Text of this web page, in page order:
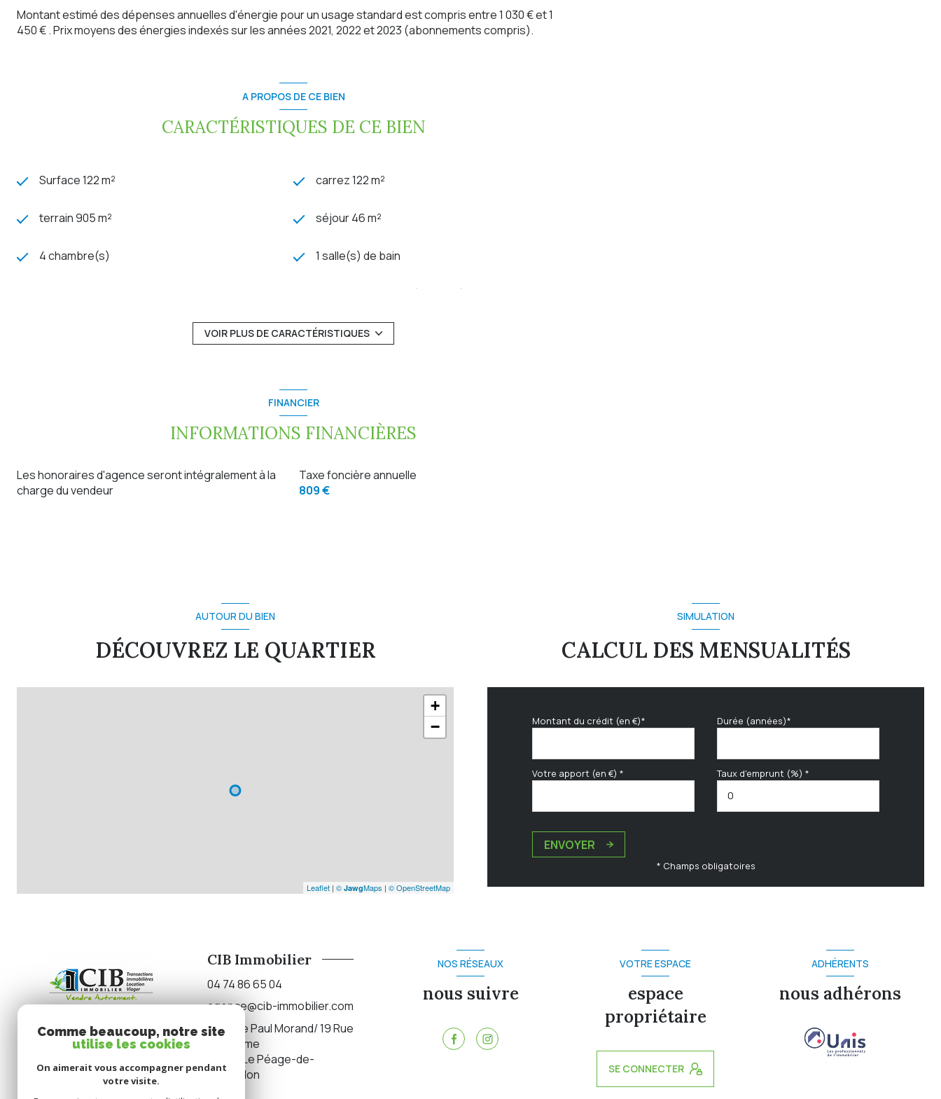
Les informations sur les risques auxquels ce bien est exposé sont disponible sur le site géorisque.
www.georisque.gouv.fr.
Pour plus de renseignements, vous pouvez contacter Alexandre Nimal au 06 45 58 36 00.
Montant estimé des dépenses annuelles d'énergie pour un usage standard est compris entre 1 030 € et 1
450 € . Prix moyens des énergies indexés sur les années 2021, 2022 et 2023 (abonnements compris).
A PROPOS DE CE BIEN
CARACTÉRISTIQUES DE CE BIEN
Surface 122 m² carrez 122 m²
terrain 905 m² séjour 46 m²
4 chambre(s) 1 salle(s) de bain
cuisine américaine (équipée)
exposition Sud-Ouest
accès handicapé
VOIR PLUS DE CARACTÉRISTIQUES
FINANCIER
INFORMATIONS FINANCIÈRES
Les honoraires d'agence seront intégralement à la
charge du vendeur
Taxe foncière annuelle
809 €
AUTOUR DU BIEN
DÉCOUVREZ LE QUARTIER
+
−
Leaflet | © JawgMaps | © OpenStreetMap
SIMULATION
CALCUL DES MENSUALITÉS
Montant du crédit (en €)* Durée (années)*
Votre apport (en €) * Taux d'emprunt (%) *
ENVOYER
* Champs obligatoires
CIB Immobilier
04 74 86 65 04
agence@cib-immobilier.com
17 place Paul Morand/ 19 Rue
de Deûme
Le Péage-de-
Roussillon
NOS RÉSEAUX
nous suivre
VOTRE ESPACE
espace
propriétaire
SE CONNECTER
ADHÉRENTS
nous adhérons
Comme beaucoup, notre site
utilise les cookies
On aimerait vous accompagner pendant
votre visite.